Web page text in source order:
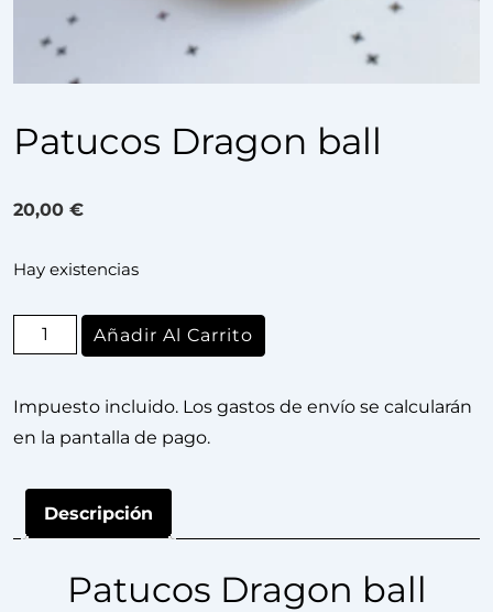
Patucos Dragon ball
20,00 €
Hay existencias
Añadir Al Carrito
Impuesto incluido. Los gastos de envío se calcularán
en la pantalla de pago.
Descripción
Patucos Dragon ball